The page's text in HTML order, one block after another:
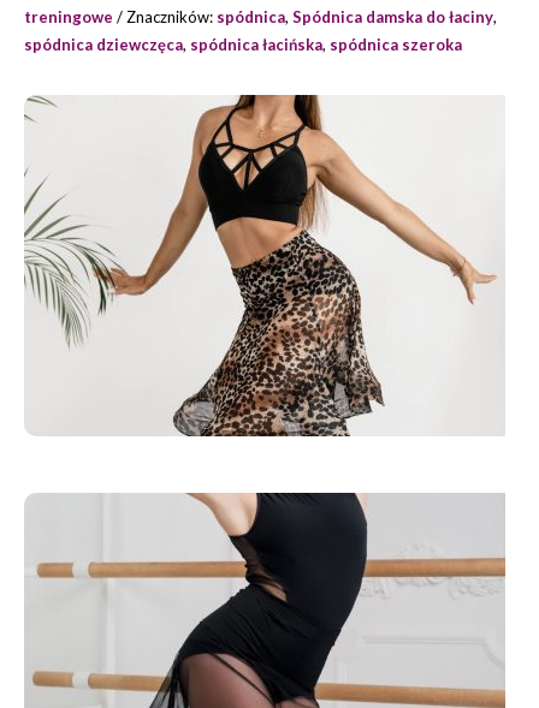
treningowe
Znaczników: spódnica, Spódnica damska do łaciny,
spódnica dziewczęca, spódnica łacińska, spódnica szeroka